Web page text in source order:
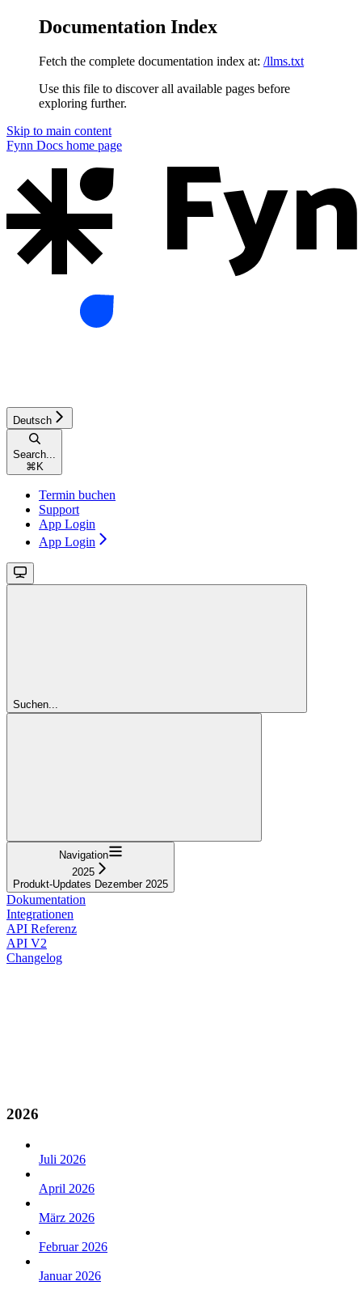
Documentation Index
Fetch the complete documentation index at: /llms.txt
Use this file to discover all available pages before
exploring further.
Skip to main content
Fynn Docs home page
Deutsch
Search...
⌘ K
Termin buchen
Support
App Login
App Login
Suchen...
Navigation
2025
Produkt-Updates Dezember 2025
Dokumentation
Integrationen
API Referenz
API V2
Changelog
2026
Juli 2026
April 2026
März 2026
Februar 2026
Januar 2026